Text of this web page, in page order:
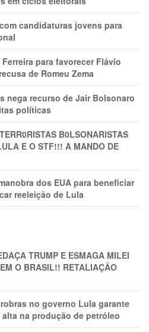
candidaturas jovens para
para favorecer Flávio
de Romeu Zema
nega recurso de Jair Bolsonaro
políticas
B0LSONARlSTAS
E O STF!!! A MANDO DE
dos EUA para beneficiar
reeleição de Lula
TRUMP E ESMAGA MILEI
O BRASIL!! RETALIAÇÃO
no governo Lula garante
na produção de petróleo